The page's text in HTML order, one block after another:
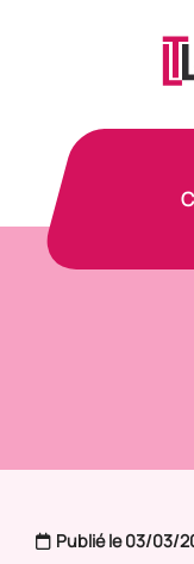
Publié le 03/03/